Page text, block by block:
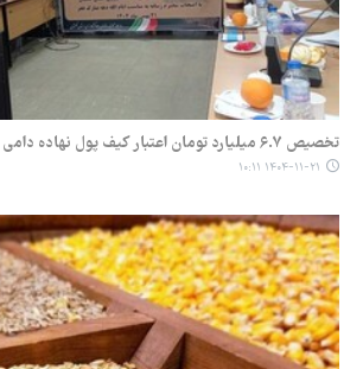
تخصیص ۶.۷ میلیارد تومان اعتبار کیف پول نهاده دامی به ۲۸۵ دامدار گلستانی
۱۴۰۴-۱۱-۲۱ ۱۰:۱۱